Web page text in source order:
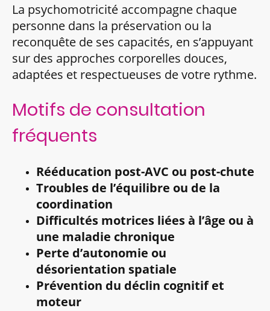
La psychomotricité accompagne chaque
personne dans la préservation ou la
reconquête de ses capacités, en s’appuyant
sur des approches corporelles douces,
adaptées et respectueuses de votre rythme.
Motifs de consultation
fréquents
Rééducation post-AVC ou post-chute
Troubles de l’équilibre ou de la
coordination
Difficultés motrices liées à l’âge ou à
une maladie chronique
Perte d’autonomie ou
désorientation spatiale
Prévention du déclin cognitif et
moteur